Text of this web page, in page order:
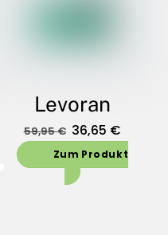
Levoran
59,95€
prijs
was:
59,95 €.
36,65 €
prijs
is:
Zum Produkt